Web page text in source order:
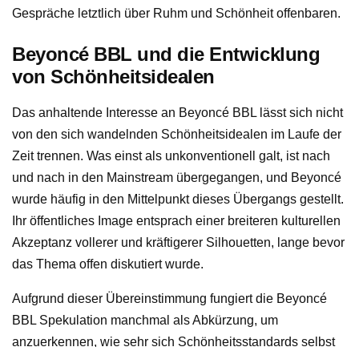
Gespräche letztlich über Ruhm und Schönheit offenbaren.
Beyoncé BBL und die Entwicklung
von Schönheitsidealen
Das anhaltende Interesse an Beyoncé BBL lässt sich nicht
von den sich wandelnden Schönheitsidealen im Laufe der
Zeit trennen. Was einst als unkonventionell galt, ist nach
und nach in den Mainstream übergegangen, und Beyoncé
wurde häufig in den Mittelpunkt dieses Übergangs gestellt.
Ihr öffentliches Image entsprach einer breiteren kulturellen
Akzeptanz vollerer und kräftigerer Silhouetten, lange bevor
das Thema offen diskutiert wurde.
Aufgrund dieser Übereinstimmung fungiert die Beyoncé
BBL Spekulation manchmal als Abkürzung, um
anzuerkennen, wie sehr sich Schönheitsstandards selbst